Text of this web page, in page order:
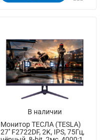
В наличии
Монитор ТЕСЛА (TESLA)
27'' F2722DF, 2K, IPS, 75Гц,